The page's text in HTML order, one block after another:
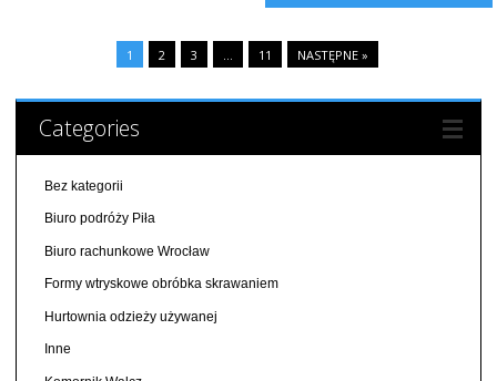
1 2 3 … 11 NASTĘPNE »
Categories
Bez kategorii
Biuro podróży Piła
Biuro rachunkowe Wrocław
Formy wtryskowe obróbka skrawaniem
Hurtownia odzieży używanej
Inne